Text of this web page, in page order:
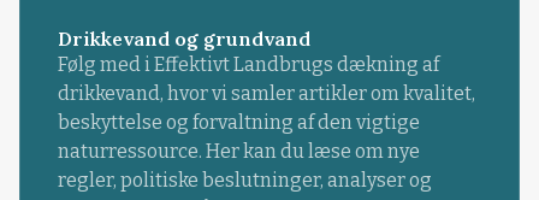
Drikkevand og grundvand
Følg med i Effektivt Landbrugs dækning af
drikkevand, hvor vi samler artikler om kvalitet,
beskyttelse og forvaltning af den vigtige
naturressource. Her kan du læse om nye
regler, politiske beslutninger, analyser og